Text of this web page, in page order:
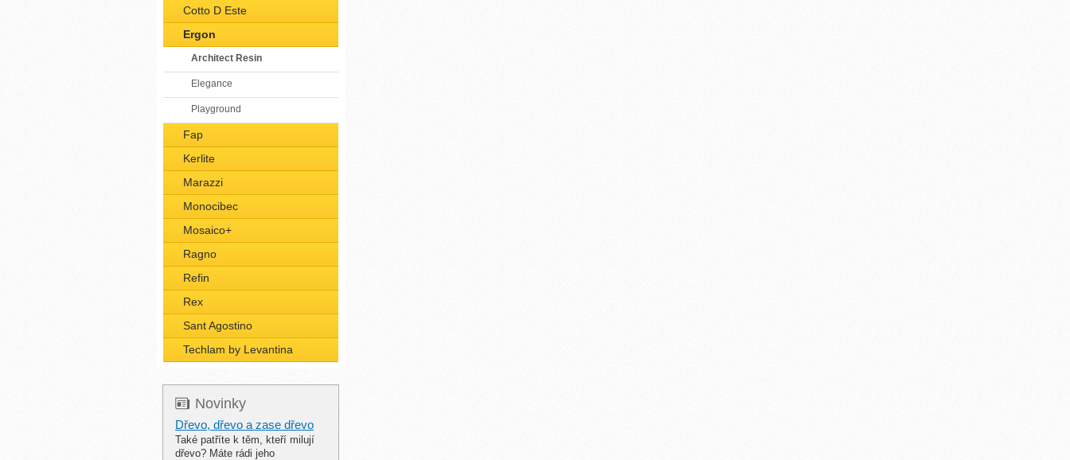
Cotto D Este
Ergon
Architect Resin
Elegance
Playground
Fap
Kerlite
Marazzi
Monocibec
Mosaico+
Ragno
Refin
Rex
Sant Agostino
Techlam by Levantina
Novinky
Dřevo, dřevo a zase dřevo
Také patříte k těm, kteří milují
dřevo? Máte rádi jeho